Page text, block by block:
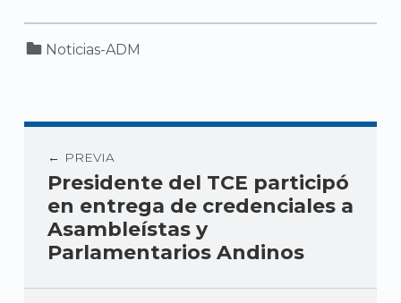
Noticias-ADM
PREVIA
Presidente del TCE participó
en entrega de credenciales a
Asambleístas y
Parlamentarios Andinos